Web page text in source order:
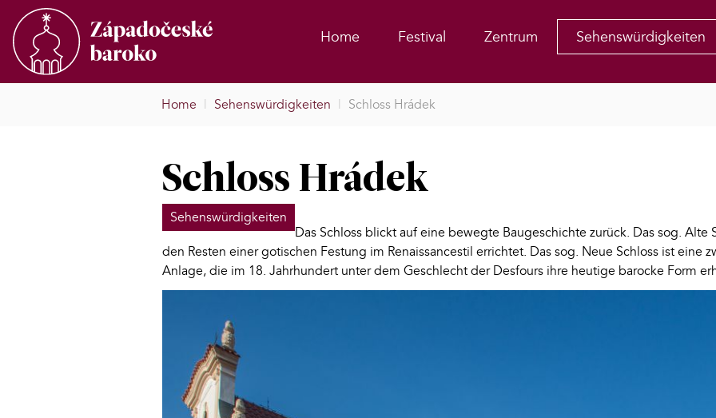
Home Festival Zentrum Sehenswürdigkeiten
Home | Sehenswürdigkeiten | Schloss Hrádek
Schloss Hrádek
Sehenswürdigkeiten
Das Schloss blickt auf eine bewegte Baugeschichte zurück. Das sog. Alte
den Resten einer gotischen Festung im Renaissancestil errichtet. Das sog. Neue Schloss ist eine
Anlage, die im 18. Jahrhundert unter dem Geschlecht der Desfours ihre heutige barocke Form